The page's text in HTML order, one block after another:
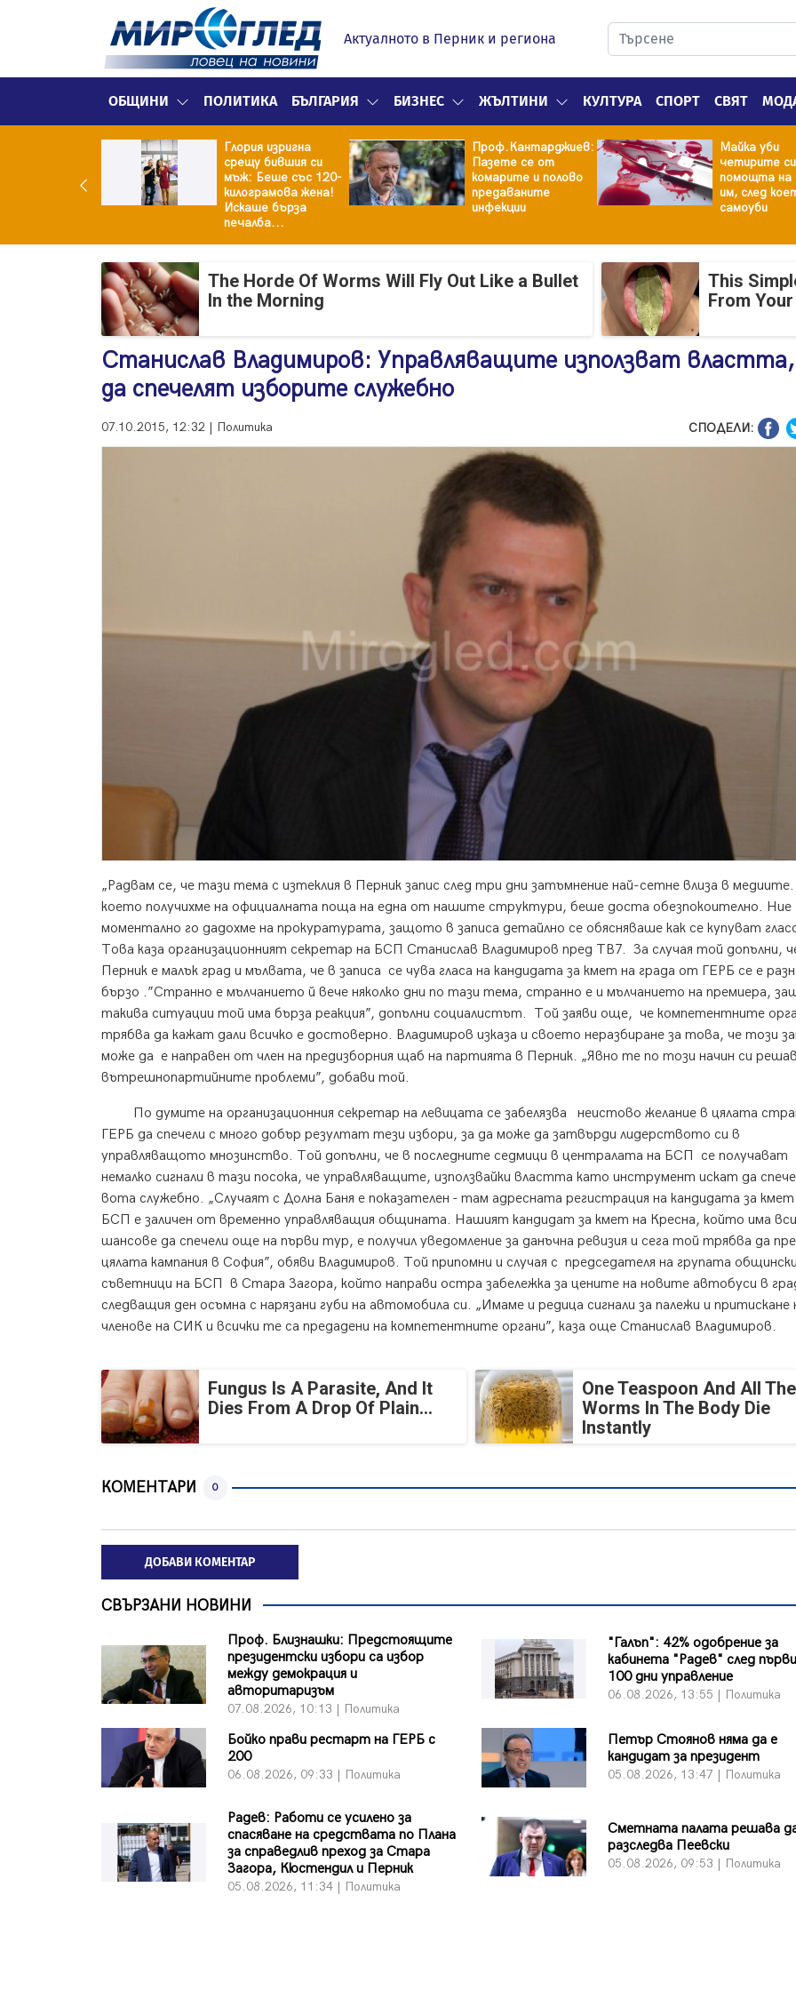
Актуалното в Перник и региона
ОБЩИНИ ПОЛИТИКА БЪЛГАРИЯ БИЗНЕС ЖЪЛТИНИ КУЛТУРА СПОРТ СВЯТ
Глория изригна
срещу бившия си
мъж: Беше със 120-
килограмова жена!
Искаше бърза
печалба...
Проф.Кантарджиев:
Пазете се от
комарите и полово
предаваните
инфекции
Майка уби
четирите
помощта на
им, след
самоуби
The Horde Of Worms Will Fly Out Like a Bullet
In the Morning
This
From
Станислав Владимиров: Управляващите използват властта,
да спечелят изборите служебно
07.10.2015, 12:32 | Политика СПОДЕЛИ:
„Радвам се, че тази тема с изтеклия в Перник запис след три дни затъмнение най-сетне влиза в
което получихме на официалната поща на една от нашите структури, беше доста обезпокоително. Ние
моментално го дадохме на прокуратурата, защото в записа детайлно се обясняваше как се купуват
Това каза организационният секретар на БСП Станислав Владимиров пред ТВ7. За случая той допълни,
Перник е малък град и мълвата, че в записа се чува гласа на кандидата за кмет на града от ГЕРБ се е
бързо .”Странно е мълчанието й вече няколко дни по тази тема, странно е и мълчанието на премиера,
такива ситуации той има бърза реакция”, допълни социалистът. Той заяви още, че компетентните
трябва да кажат дали всичко е достоверно. Владимиров изказа и своето неразбиране за това, че този
може да е направен от член на предизборния щаб на партията в Перник. „Явно те по този начин си
вътрешнопартийните проблеми”, добави той.
По думите на организационния секретар на левицата се забелязва неистово желание в цялата
ГЕРБ да спечели с много добър резултат тези избори, за да може да затвърди лидерството си в
управляващото мнозинство. Той допълни, че в последните седмици в централата на БСП се получават
немалко сигнали в тази посока, че управляващите, използвайки властта като инструмент искат да
вота служебно. „Случаят с Долна Баня е показателен - там адресната регистрация на кандидата за кмет
БСП е заличен от временно управляващия общината. Нашият кандидат за кмет на Кресна, който има
шансове да спечели още на първи тур, е получил уведомление за данъчна ревизия и сега той трябва да
цялата кампания в София”, обяви Владимиров. Той припомни и случая с председателя на групата общински
съветници на БСП в Стара Загора, който направи остра забележка за цените на новите автобуси в
следващия ден осъмна с нарязани губи на автомобила си. „Имаме и редица сигнали за палежи и притискане
членове на СИК и всички те са предадени на компетентните органи”, каза още Станислав Владимиров.
Fungus Is A Parasite, And It
Dies From A Drop Of Plain...
One Teaspoon And All The
Worms In The Body Die
Instantly
КОМЕНТАРИ 0
ДОБАВИ КОМЕНТАР
СВЪРЗАНИ НОВИНИ
Проф. Близнашки: Предстоящите
президентски избори са избор
между демокрация и
авторитаризъм
07.08.2026, 10:13 | Политика
"Галъп": 42% одобрение за
кабинета "Радев" след
100 дни управление
06.08.2026, 13:55 | Политика
Бойко прави рестарт на ГЕРБ с
200
06.08.2026, 09:33 | Политика
Петър Стоянов няма да е
кандидат за президент
05.08.2026, 13:47 | Политика
Радев: Работи се усилено за
спасяване на средствата по Плана
за справедлив преход за Стара
Загора, Кюстендил и Перник
05.08.2026, 11:34 | Политика
Сметната палата решава
разследва Пеевски
05.08.2026, 09:53 | Политика